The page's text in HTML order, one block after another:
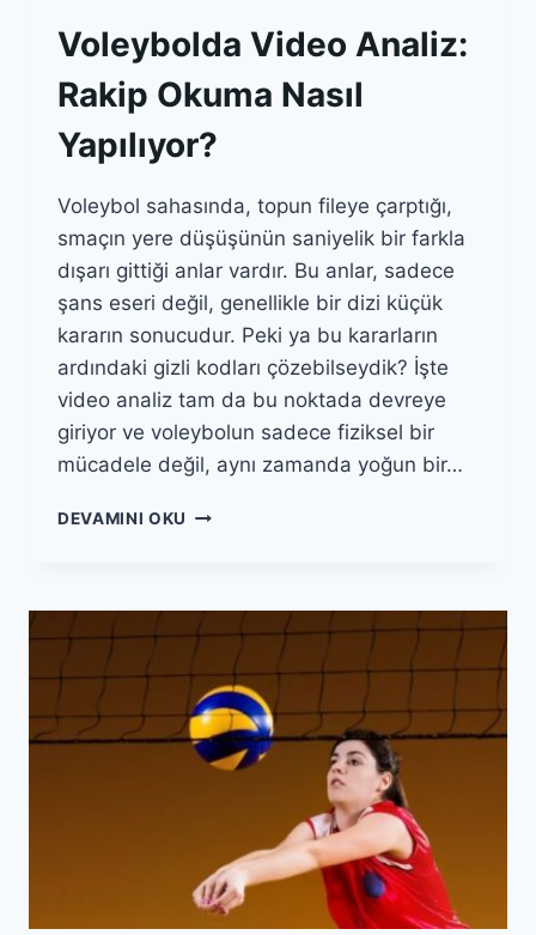
Voleybolda Video Analiz:
Rakip Okuma Nasıl
Yapılıyor?
Voleybol sahasında, topun fileye çarptığı,
smaçın yere düşüşünün saniyelik bir farkla
dışarı gittiği anlar vardır. Bu anlar, sadece
şans eseri değil, genellikle bir dizi küçük
kararın sonucudur. Peki ya bu kararların
ardındaki gizli kodları çözebilseydik? İşte
video analiz tam da bu noktada devreye
giriyor ve voleybolun sadece fiziksel bir
mücadele değil, aynı zamanda yoğun bir…
DEVAMINI OKU VOLEYBOLDA
OKUMA
NASIL